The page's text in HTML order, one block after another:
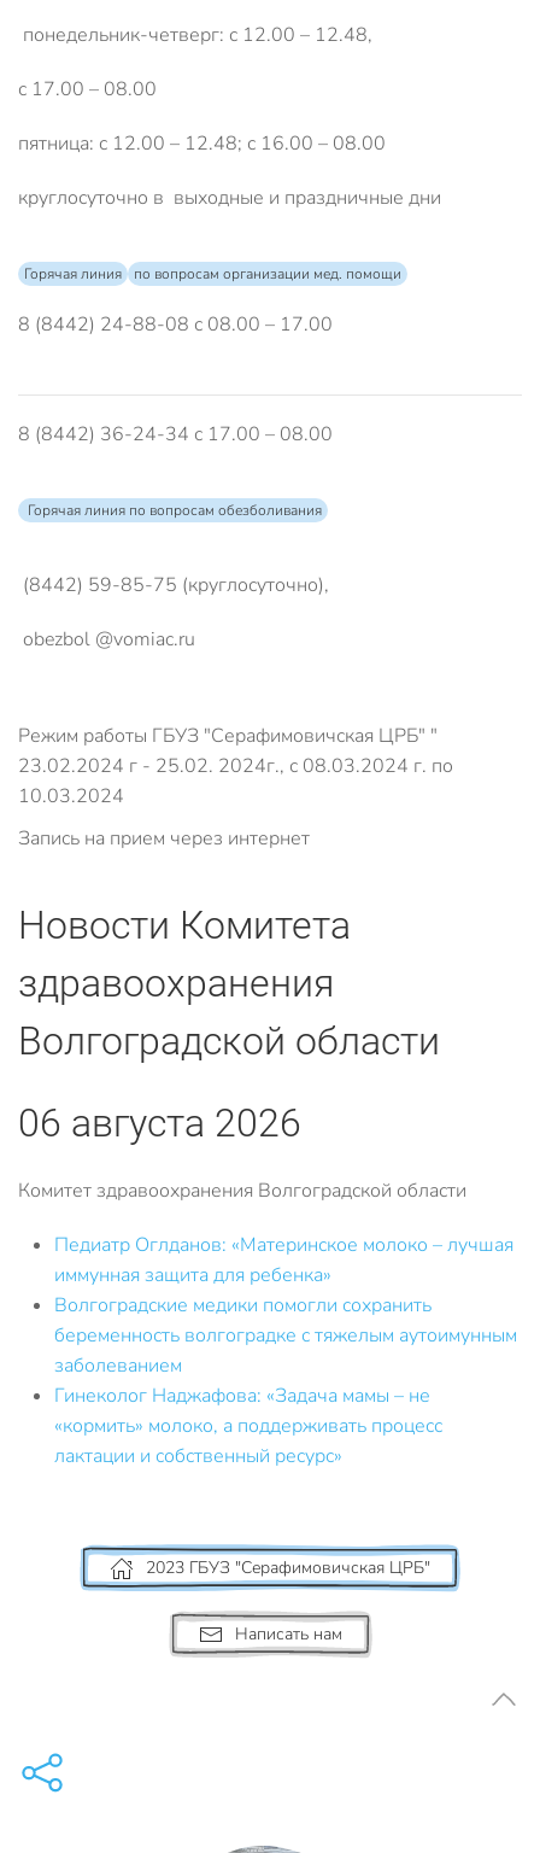
понедельник-четверг: с 12.00 – 12.48,
с 17.00 – 08.00
пятница: с 12.00 – 12.48; с 16.00 – 08.00
круглосуточно в выходные и праздничные дни
Горячая линия по вопросам организации мед. помощи
8 (8442) 24-88-08 с 08.00 – 17.00
8 (8442) 36-24-34 с 17.00 – 08.00
Горячая линия по вопросам обезболивания
(8442) 59-85-75 (круглосуточно),
obezbol @vomiac.ru
Режим работы ГБУЗ "Серафимовичская ЦРБ" "
23.02.2024 г - 25.02. 2024г., с 08.03.2024 г. по
10.03.2024
Запись на прием через интернет
Новости Комитета
здравоохранения
Волгоградской области
06 августа 2026
Комитет здравоохранения Волгоградской области
Педиатр Оглданов: «Материнское молоко – лучшая
иммунная защита для ребенка»
Волгоградские медики помогли сохранить
беременность волгоградке с тяжелым аутоимунным
заболеванием
Гинеколог Наджафова: «Задача мамы – не
«кормить» молоко, а поддерживать процесс
лактации и собственный ресурс»
2023 ГБУЗ "Серафимовичская ЦРБ"
Написать нам